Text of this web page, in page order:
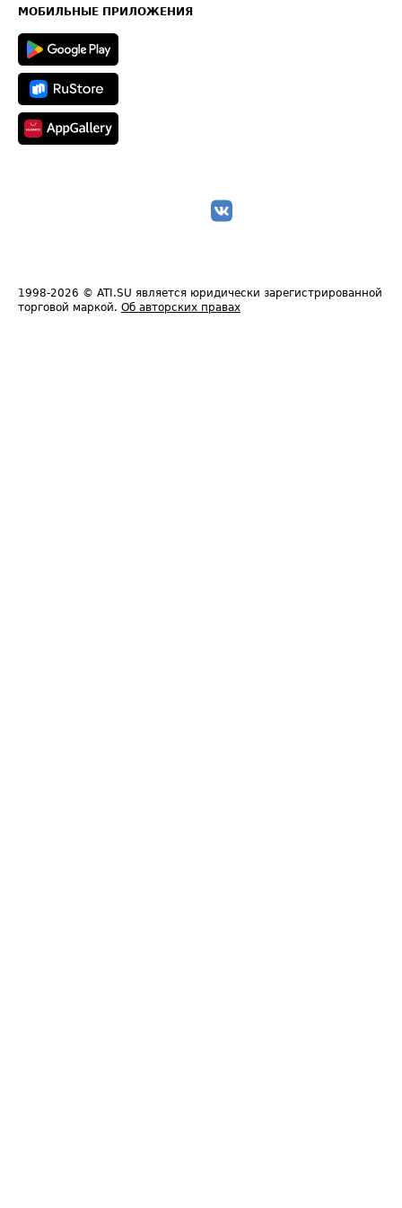
Техническая информация
МОБИЛЬНЫЕ ПРИЛОЖЕНИЯ
1998-2026 © ATI.SU является юридически зарегистрированной
торговой маркой. Об авторских правах